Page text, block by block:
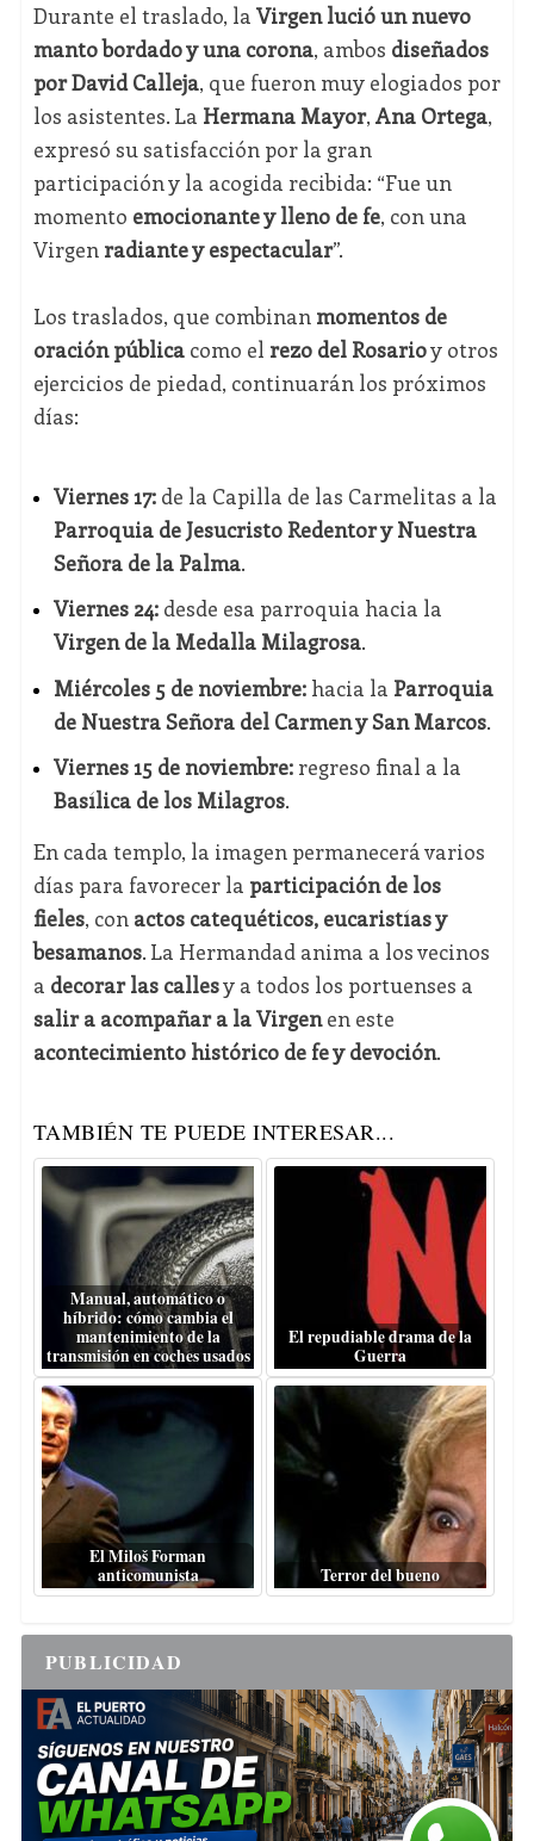
Durante el traslado, la Virgen lució un nuevo
manto bordado y una corona, ambos diseñados
por David Calleja, que fueron muy elogiados por
los asistentes. La Hermana Mayor, Ana Ortega,
expresó su satisfacción por la gran
participación y la acogida recibida: “Fue un
momento emocionante y lleno de fe, con una
Virgen radiante y espectacular”.
Los traslados, que combinan momentos de
oración públicacomo el rezo del Rosarioy otros
ejercicios de piedad, continuarán los próximos
días:
Viernes 17: de la Capilla de las Carmelitas a la
Parroquia de Jesucristo Redentor y Nuestra
Señora de la Palma.
Viernes 24: desde esa parroquia hacia la
Virgen de la Medalla Milagrosa.
Miércoles 5 de noviembre: hacia la Parroquia
de Nuestra Señora del Carmen y San Marcos.
Viernes 15 de noviembre: regreso final a la
Basílica de los Milagros.
En cada templo, la imagen permanecerá varios
días para favorecer la participación de los
fieles, con actos catequéticos, eucaristías y
besamanos. La Hermandad anima a los vecinos
a decorar las callesy a todos los portuenses a
salir a acompañar a la Virgenen este
acontecimiento histórico de fe y devoción.
TAMBIÉN TE PUEDE INTERESAR...
Manual, automático o
híbrido: cómo cambia el
mantenimiento de la
transmisión en coches usados
El repudiable drama de la
Guerra
El Miloš Forman
anticomunista
Terror del bueno
PUBLICIDAD